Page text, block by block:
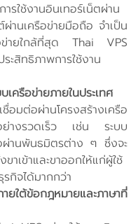
รใช้งานอินเทอร์เน็ตผ่าน
านเครือข่ายมือถือ จำเป็น
อข่ายใกล้ที่สุด Thai VPS
ะสิทธิภาพการใช้งาน
ครือข่ายภายในประเทศ
มต่อผ่านโครงสร้างเครือ
อย่างรวดเร็ว เช่น ระบบ
ผ่านพันธมิตรต่าง ๆ ซึ่งจะ
าเข้าและขาออกให้แก่ผู้ใช้
กิจได้มากกว่า
ต้ข้อกฎหมายและภาษาที่